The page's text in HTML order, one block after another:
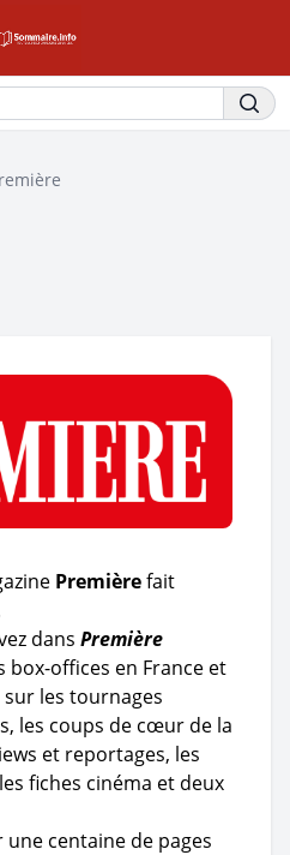
Premièrefait
dans Première
box-offices en France et
sur les tournages
les coups de cœur de la
et reportages, les
fiches cinéma et deux
centaine de pages